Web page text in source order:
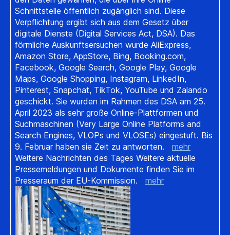
Schnittstelle öffentlich zugänglich sind. Diese
Verpflichtung ergibt sich aus dem Gesetz über
digitale Dienste (Digital Services Act, DSA). Das
förmliche Auskunftsersuchen wurde AliExpress,
Amazon Store, AppStore, Bing, Booking.com,
Facebook, Google Search, Google Play, Google
Maps, Google Shopping, Instagram, LinkedIn,
Pinterest, Snapchat, TikTok, YouTube und Zalando
geschickt. Sie wurden im Rahmen des DSA am 25.
April 2023 als sehr große Online-Plattformen und
Suchmaschinen (Very Large Online Platforms and
Search Engines, VLOPs und VLOSEs) eingestuft. Bis
9. Februar haben sie Zeit zu antworten. mehr
Weitere Nachrichten des Tages Weitere aktuelle
Pressemeldungen und Dokumente finden Sie im
Presseraum der EU-Kommission. mehr